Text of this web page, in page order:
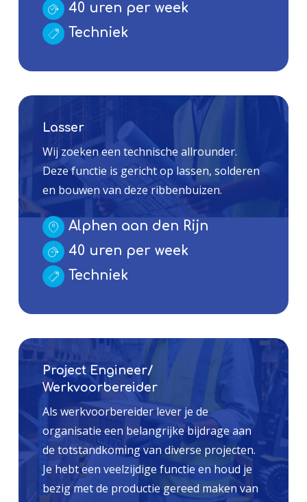
40 uren per week
Techniek
Lasser
Wij zoeken een technische allrounder.
Deze functie is gericht op lassen, solderen
en bouwen van deze ribbenbuizen.
Alphen aan den Rijn
40 uren per week
Techniek
Project Engineer/
Werkvoorbereider
Als werkvoorbereider lever je de
organisatie een belangrijke bijdrage aan
de totstandkoming van diverse projecten.
Je hebt een veelzijdige functie en houd je
bezig met de productie gereed maken van